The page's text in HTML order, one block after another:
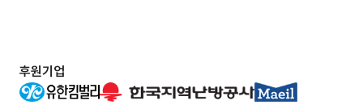
후원기업